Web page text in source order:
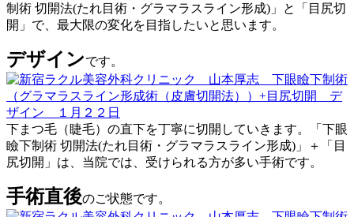
制術 切開法(たれ目術・グラマラスライン形成)」と「目尻切
開」で、最大限の変化を目指したいと思います。
デザインです。
下まつ毛（睫毛）の直下を丁寧に切開していきます。「下眼
瞼下制術 切開法(たれ目術・グラマラスライン形成)」＋「目
尻切開」は、当院では、受けられる方が多い手術です。
手術直後のご状態です。